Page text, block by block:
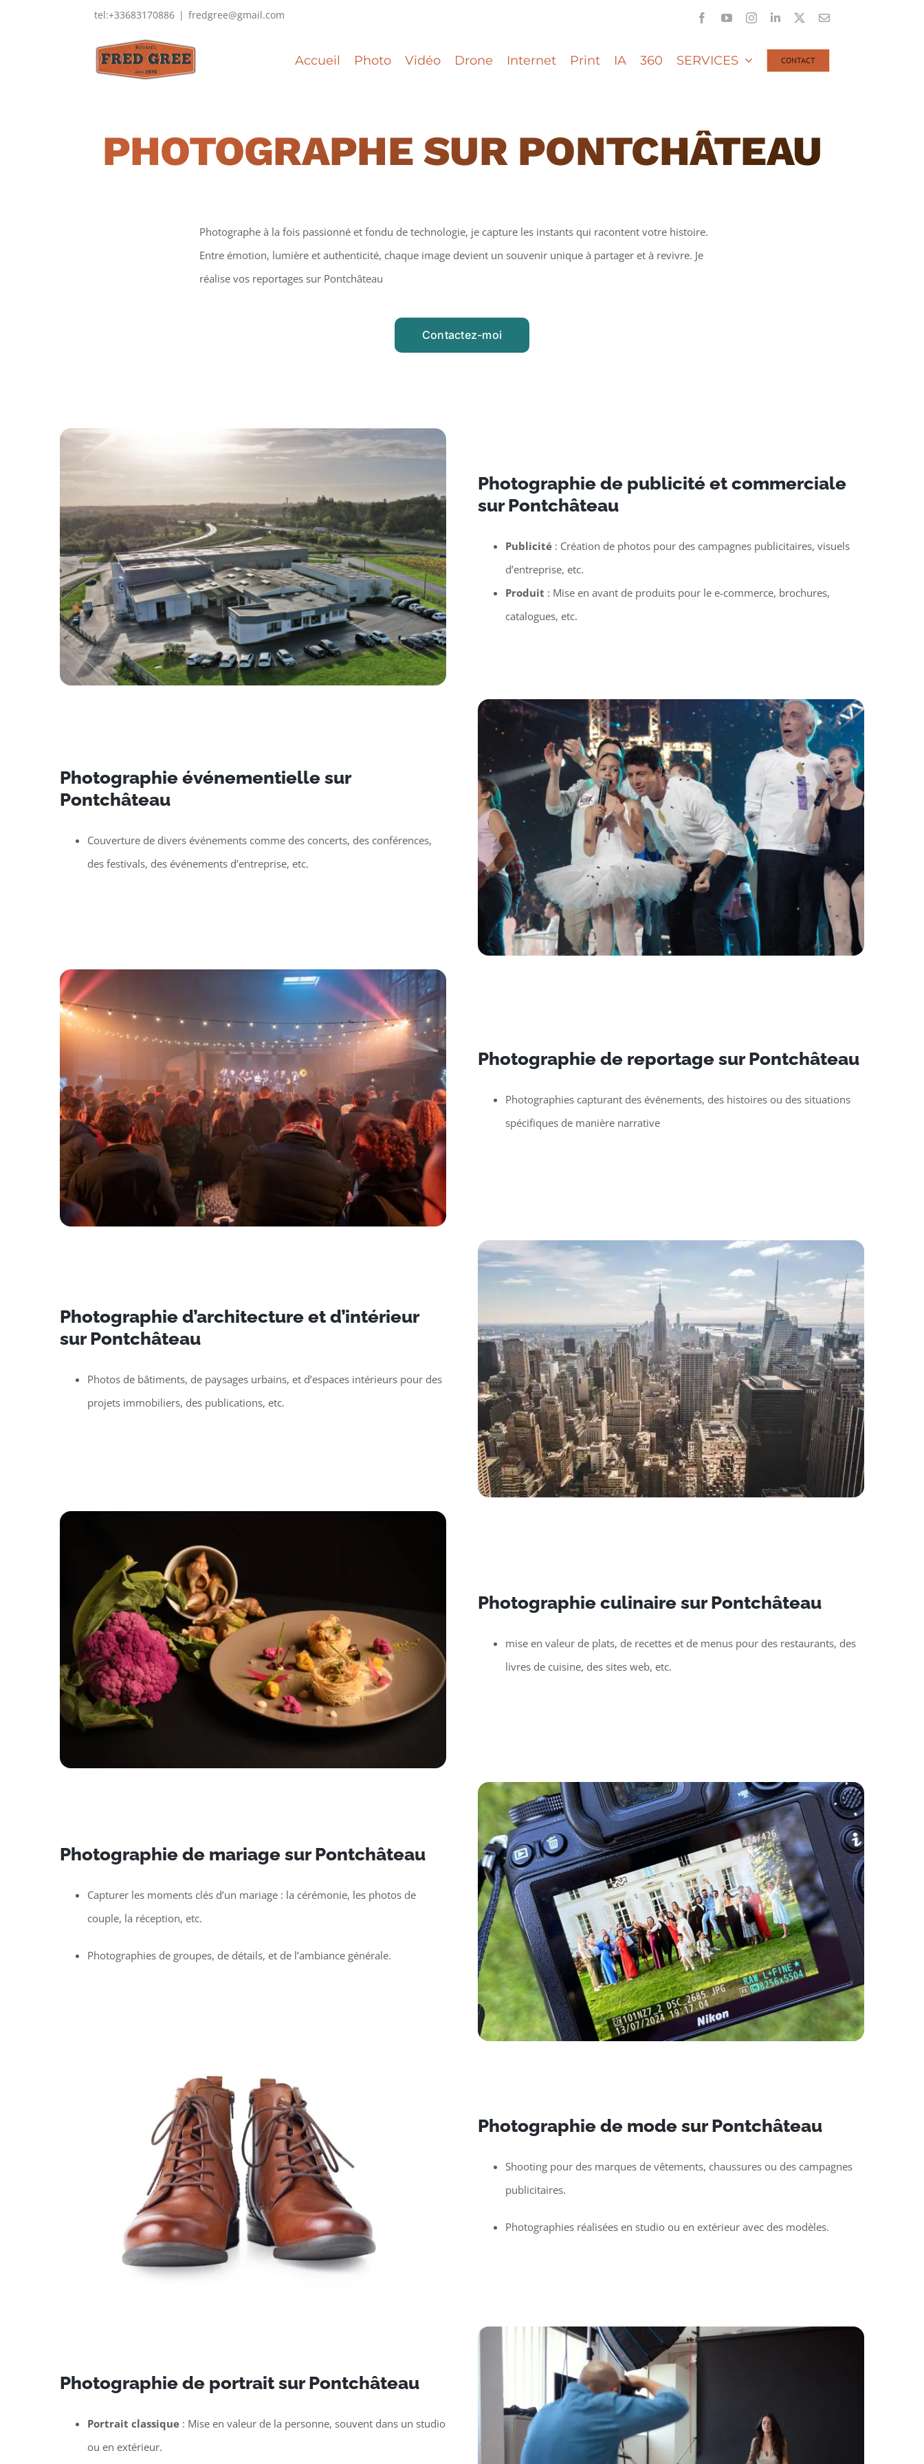
tel:+33683170886 | fredgree@gmail.com FacebookYouTubeInstagramLinkedIn Email
Accueil Photo Vidéo Drone Internet Print IA 360 SERVICES CONTACT
PHOTOGRAPHESUR PONTCHÂTEAU
Photographe à la fois passionné et fondu de technologie, je capture les instants qui racontent votre histoire.
Entre émotion, lumière et authenticité, chaque image devient un souvenir unique à partager et à revivre. Je
réalise vos reportages sur Pontchâteau
Contactez-moi
Photographie de publicité et commerciale
sur Pontchâteau
Publicité : Création de photos pour des campagnes publicitaires, visuels
d’entreprise, etc.
Produit : Mise en avant de produits pour le e-commerce, brochures,
catalogues, etc.
Photographie événementielle sur
Pontchâteau
Couverture de divers événements comme des concerts, des conférences,
des festivals, des événements d’entreprise, etc.
Photographie de reportage sur Pontchâteau
Photographies capturant des événements, des histoires ou des situations
spécifiques de manière narrative
Photographie d’architecture et d’intérieur
sur Pontchâteau
Photos de bâtiments, de paysages urbains, et d’espaces intérieurs pour des
projets immobiliers, des publications, etc.
Photographie culinaire sur Pontchâteau
mise en valeur de plats, de recettes et de menus pour des restaurants, des
livres de cuisine, des sites web, etc.
Photographie de mariage sur Pontchâteau
Capturer les moments clés d’un mariage : la cérémonie, les photos de
couple, la réception, etc.
Photographies de groupes, de détails, et de l’ambiance générale.
Photographie de mode sur Pontchâteau
Shooting pour des marques de vêtements, chaussures ou des campagnes
publicitaires.
Photographies réalisées en studio ou en extérieur avec des modèles.
Photographie de portrait sur Pontchâteau
Portrait classique: Mise en valeur de la personne, souvent dans un studio
ou en extérieur.